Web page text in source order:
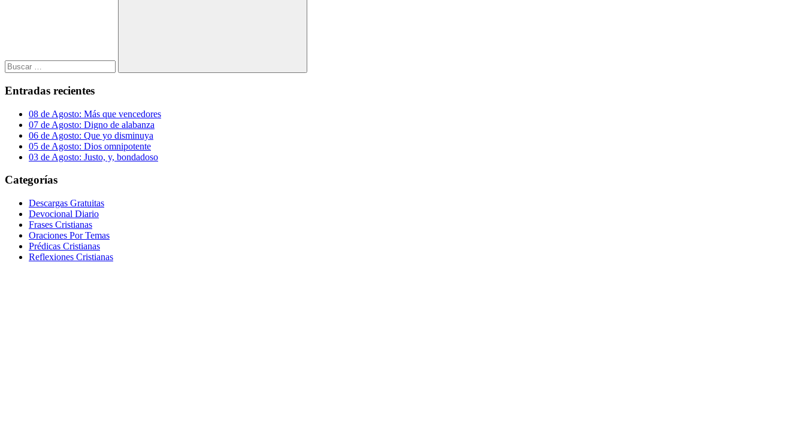
Buscar
Entradas recientes
08 de Agosto: Más que vencedores
07 de Agosto: Digno de alabanza
06 de Agosto: Que yo disminuya
05 de Agosto: Dios omnipotente
03 de Agosto: Justo, y, bondadoso
Categorías
Descargas Gratuitas
Devocional Diario
Frases Cristianas
Oraciones Por Temas
Prédicas Cristianas
Reflexiones Cristianas